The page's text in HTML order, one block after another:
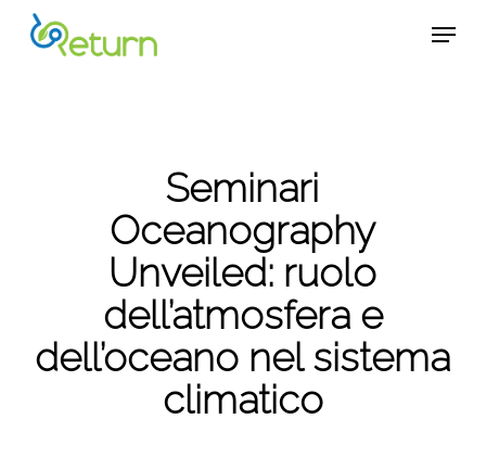
Menu
Seminari
Oceanography
Unveiled: ruolo
dell’atmosfera e
dell’oceano nel sistema
climatico